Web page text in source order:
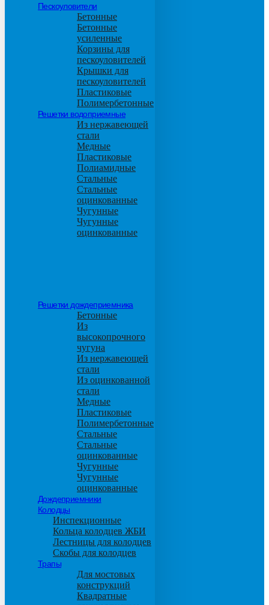
Пескоуловители
Бетонные
Бетонные
усиленные
Корзины для
пескоуловителей
Крышки для
пескоуловителей
Пластиковые
Полимербетонные
Решетки водоприемные
Из нержавеющей
стали
Медные
Пластиковые
Полиамидные
Стальные
Стальные
оцинкованные
Чугунные
Чугунные
оцинкованные
Решетки дождеприемника
Бетонные
Из
высокопрочного
чугуна
Из нержавеющей
стали
Из оцинкованной
стали
Медные
Пластиковые
Полимербетонные
Стальные
Стальные
оцинкованные
Чугунные
Чугунные
оцинкованные
Дождеприемники
Колодцы
Инспекционные
Кольца колодцев ЖБИ
Лестницы для колодцев
Скобы для колодцев
Трапы
Для мостовых
конструкций
Квадратные